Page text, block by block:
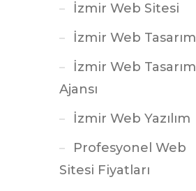
İzmir Web Sitesi
İzmir Web Tasarım
İzmir Web Tasarım
Ajansı
İzmir Web Yazılım
Profesyonel Web
Sitesi Fiyatları